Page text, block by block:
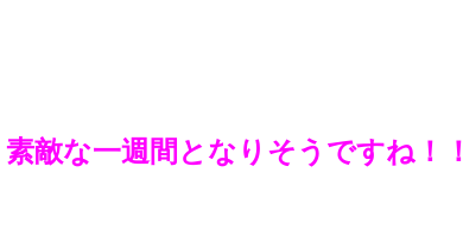
素敵な一週間となりそうですね！！